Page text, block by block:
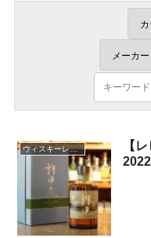
ウィスキーレビュー
【